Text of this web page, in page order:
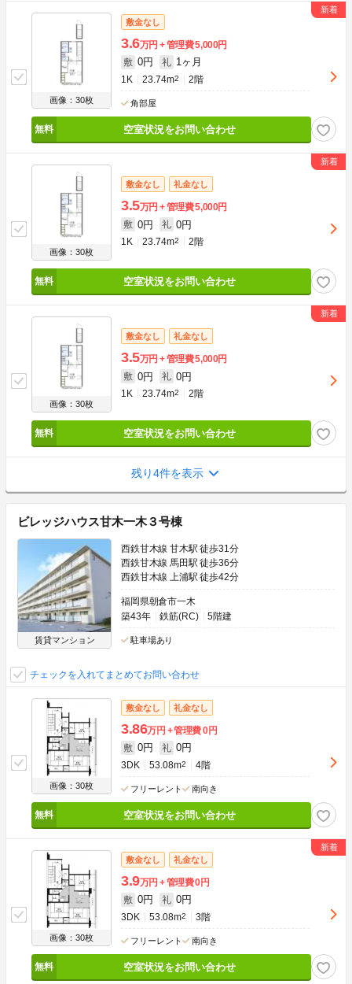
画像：30枚
敷金なし
3.6万円 管理費5,000円
敷 0円 礼 1ヶ月
1K 23.74m2 2階
角部屋
空室状況をお問い合わせ
画像：30枚
敷金なし 礼金なし
3.5万円 管理費5,000円
敷 0円 礼 0円
1K 23.74m2 2階
空室状況をお問い合わせ
画像：30枚
敷金なし 礼金なし
3.5万円 管理費5,000円
敷 0円 礼 0円
1K 23.74m2 2階
空室状況をお問い合わせ
残り4件を表示
ビレッジハウス甘木一木３号棟
賃貸マンション
西鉄甘木線 甘木駅 徒歩31分
西鉄甘木線 馬田駅 徒歩36分
西鉄甘木線 上浦駅 徒歩42分
福岡県朝倉市一木
築43年
鉄筋(RC) 5階建
駐車場あり
チェックを入れてまとめてお問い合わせ
画像：30枚
敷金なし 礼金なし
3.86万円 管理費0円
敷 0円 礼 0円
3DK 53.08m2 4階
フリーレント 南向き
空室状況をお問い合わせ
画像：30枚
敷金なし 礼金なし
3.9万円 管理費0円
敷 0円 礼 0円
3DK 53.08m2 3階
フリーレント 南向き
空室状況をお問い合わせ